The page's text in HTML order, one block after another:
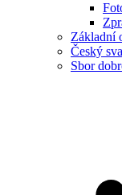
Základní
Český
Sbor